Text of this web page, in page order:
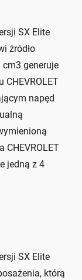
SX Elite
źródło
generuje
napęd
CHEVROLET
jedną z 4
SX Elite
którą